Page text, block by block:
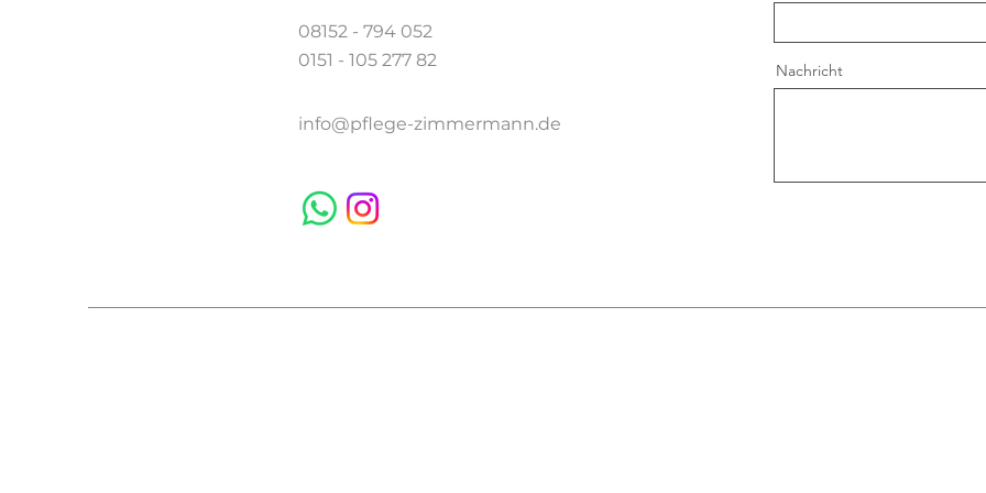
08152 - 794 052
0151 - 105 277 82
info@pflege-zimmermann.de
Nachricht